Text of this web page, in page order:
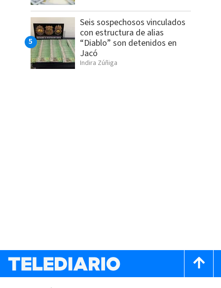
Seis sospechosos vinculados
con estructura de alias
“Diablo” son detenidos en
Jacó
Indira Zúñiga